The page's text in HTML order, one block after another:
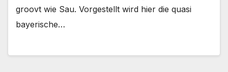
groovt wie Sau. Vorgestellt wird hier die quasi
bayerische…